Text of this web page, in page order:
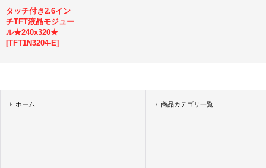
タッチ付き2.6イン
チTFT液晶モジュー
ル★240x320★
[TFT1N3204-E]
ホーム 商品カテゴリ一覧